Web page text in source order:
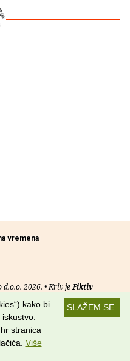
vremena
2026. • Kriv jeFiktiv
RSS kanali
na:
SLAŽEM SE
kako bi
stranica
Više